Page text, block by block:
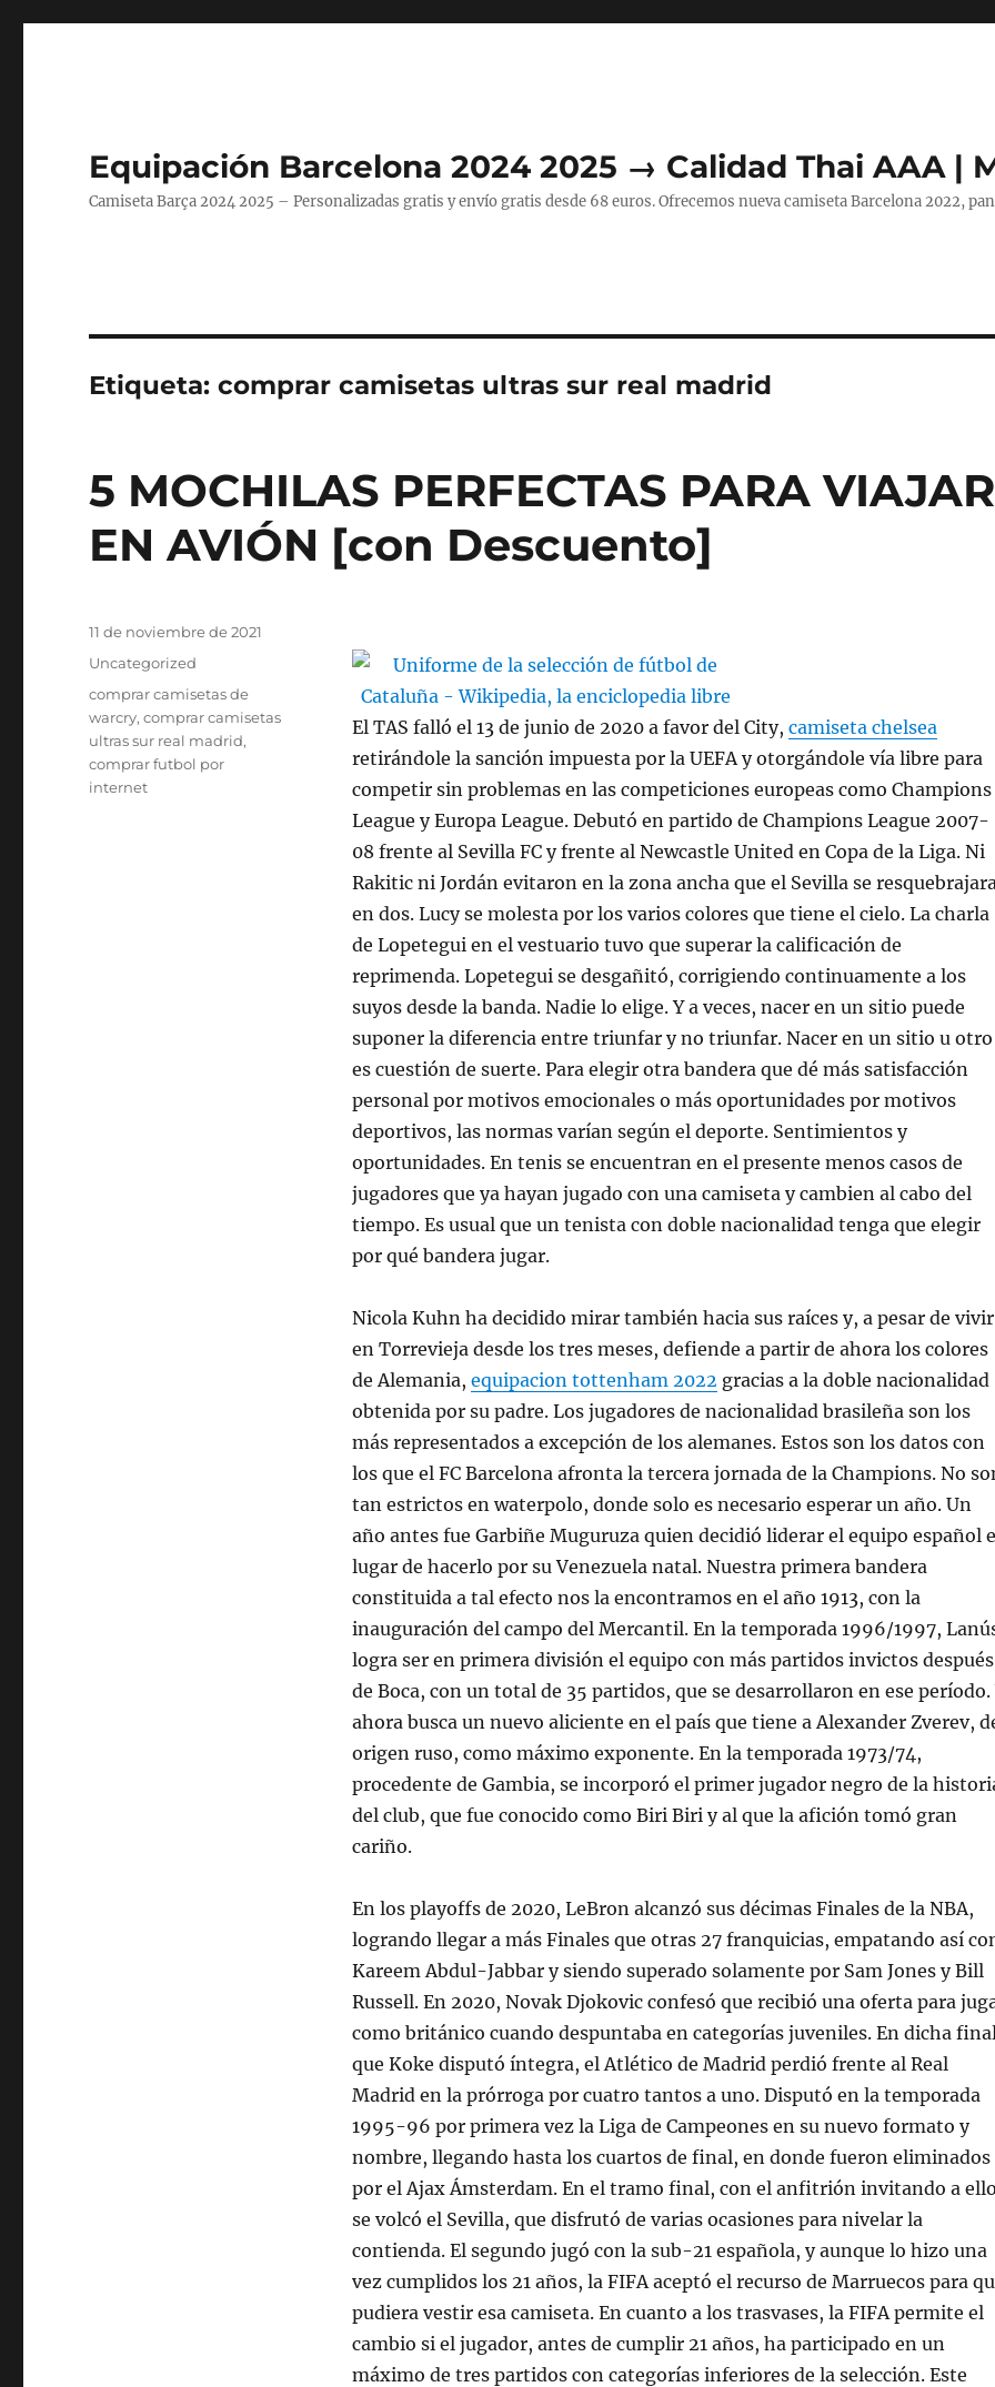
Equipación Barcelona 2024 2025 → Calidad Thai AAA |
Camiseta Barça 2024 2025 – Personalizadas gratis y envío gratis desde 68 euros. Ofrecemos nueva camiseta Barcelona 2022,
Etiqueta:comprar camisetas ultras sur real madrid
5 MOCHILAS PERFECTAS PARA VIAJAR
EN AVIÓN [con Descuento]
El TAS falló el 13 de junio de 2020 a favor del City, camiseta chelsea
retirándole la sanción impuesta por la UEFA y otorgándole vía libre para
competir sin problemas en las competiciones europeas como Champions
League y Europa League. Debutó en partido de Champions League 2007-
08 frente al Sevilla FC y frente al Newcastle United en Copa de la Liga. Ni
Rakitic ni Jordán evitaron en la zona ancha que el Sevilla se
en dos. Lucy se molesta por los varios colores que tiene el cielo. La charla
de Lopetegui en el vestuario tuvo que superar la calificación de
reprimenda. Lopetegui se desgañitó, corrigiendo continuamente a los
suyos desde la banda. Nadie lo elige. Y a veces, nacer en un sitio puede
suponer la diferencia entre triunfar y no triunfar. Nacer en un sitio u otro
es cuestión de suerte. Para elegir otra bandera que dé más satisfacción
personal por motivos emocionales o más oportunidades por motivos
deportivos, las normas varían según el deporte. Sentimientos y
oportunidades. En tenis se encuentran en el presente menos casos de
jugadores que ya hayan jugado con una camiseta y cambien al cabo del
tiempo. Es usual que un tenista con doble nacionalidad tenga que elegir
por qué bandera jugar.
Nicola Kuhn ha decidido mirar también hacia sus raíces y, a pesar de vivir
en Torrevieja desde los tres meses, defiende a partir de ahora los colores
de Alemania, equipacion tottenham 2022 gracias a la doble nacionalidad
obtenida por su padre. Los jugadores de nacionalidad brasileña son los
más representados a excepción de los alemanes. Estos son los datos con
los que el FC Barcelona afronta la tercera jornada de la Champions. No
tan estrictos en waterpolo, donde solo es necesario esperar un año. Un
año antes fue Garbiñe Muguruza quien decidió liderar el equipo español
lugar de hacerlo por su Venezuela natal. Nuestra primera bandera
constituida a tal efecto nos la encontramos en el año 1913, con la
inauguración del campo del Mercantil. En la temporada 1996/1997,
logra ser en primera división el equipo con más partidos invictos después
de Boca, con un total de 35 partidos, que se desarrollaron en ese período.
ahora busca un nuevo aliciente en el país que tiene a Alexander Zverev,
origen ruso, como máximo exponente. En la temporada 1973/74,
procedente de Gambia, se incorporó el primer jugador negro de la
del club, que fue conocido como Biri Biri y al que la afición tomó gran
cariño.
En los playoffs de 2020, LeBron alcanzó sus décimas Finales de la NBA,
logrando llegar a más Finales que otras 27 franquicias, empatando así
Kareem Abdul-Jabbar y siendo superado solamente por Sam Jones y Bill
Russell. En 2020, Novak Djokovic confesó que recibió una oferta para
como británico cuando despuntaba en categorías juveniles. En dicha
que Koke disputó íntegra, el Atlético de Madrid perdió frente al Real
Madrid en la prórroga por cuatro tantos a uno. Disputó en la temporada
1995-96 por primera vez la Liga de Campeones en su nuevo formato y
nombre, llegando hasta los cuartos de final, en donde fueron eliminados
por el Ajax Ámsterdam. En el tramo final, con el anfitrión invitando a
se volcó el Sevilla, que disfrutó de varias ocasiones para nivelar la
contienda. El segundo jugó con la sub-21 española, y aunque lo hizo una
vez cumplidos los 21 años, la FIFA aceptó el recurso de Marruecos para
pudiera vestir esa camiseta. En cuanto a los trasvases, la FIFA permite el
cambio si el jugador, antes de cumplir 21 años, ha participado en un
máximo de tres partidos con categorías inferiores de la selección. Este
Publicado
11 de noviembre de 2021
Categorías
Uncategorized
Etiquetas
comprar camisetas de
warcry,comprar camisetas
ultras sur real madrid,
comprar futbol por
internet